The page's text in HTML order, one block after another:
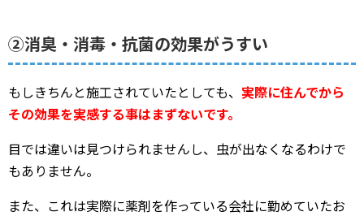
②消臭・消毒・抗菌の効果がうすい
もしきちんと施工されていたとしても、 実際に住んでから
その効果を実感する事はまずないです。
目では違いは見つけられませんし、虫が出なくなるわけで
もありません。
また、これは実際に薬剤を作っている会社に勤めていたお